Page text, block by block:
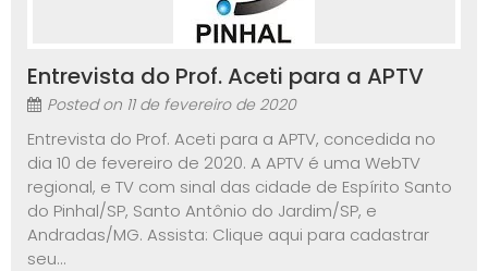
Entrevista do Prof. Aceti para a APTV
Posted on 11 de fevereiro de 2020
Entrevista do Prof. Aceti para a APTV, concedida no
dia 10 de fevereiro de 2020. A APTV é uma WebTV
regional, e TV com sinal das cidade de Espírito Santo
do Pinhal/SP, Santo Antônio do Jardim/SP, e
Andradas/MG. Assista: Clique aqui para cadastrar
seu...